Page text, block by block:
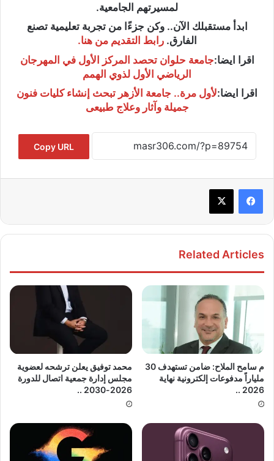
لمسيرتهم الجامعية.
ابدأ مستقبلك الآن.. وكن جزءًا من تجربة تعليمية تصنع
الفارق.رابط التقديم من هنا.
اقرا ايضا:جامعة حلوان تحصد المركز الأول في المهرجان
الرياضي الأول لذوي الهمم
اقرا ايضا:لأول مرة.. جامعة الأزهر تبحث إنشاء كليات فنون
جميلة وآثار وعلاج طبيعى
Copy URL
Related Articles
م سامح الملاح: ضامن تستهدف 30
ملياراً مدفوعات إلكترونية نهاية
2026 ..
محمد توفيق يعلن ترشحه لعضوية
مجلس إدارة جمعية اتصال للدورة
2026-2030 ..